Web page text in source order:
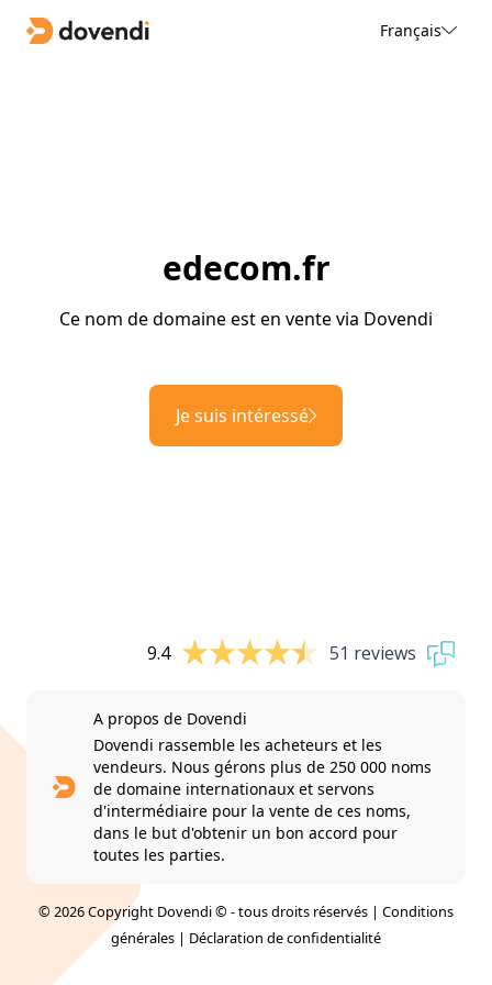
Français
edecom.fr
Ce nom de domaine est en vente via Dovendi
Je suis intéressé
9.4 51 reviews
A propos de Dovendi
Dovendi rassemble les acheteurs et les
vendeurs. Nous gérons plus de 250 000 noms
de domaine internationaux et servons
d'intermédiaire pour la vente de ces noms,
dans le but d'obtenir un bon accord pour
toutes les parties.
© 2026 Copyright Dovendi © - tous droits réservés | Conditions
générales | Déclaration de confidentialité